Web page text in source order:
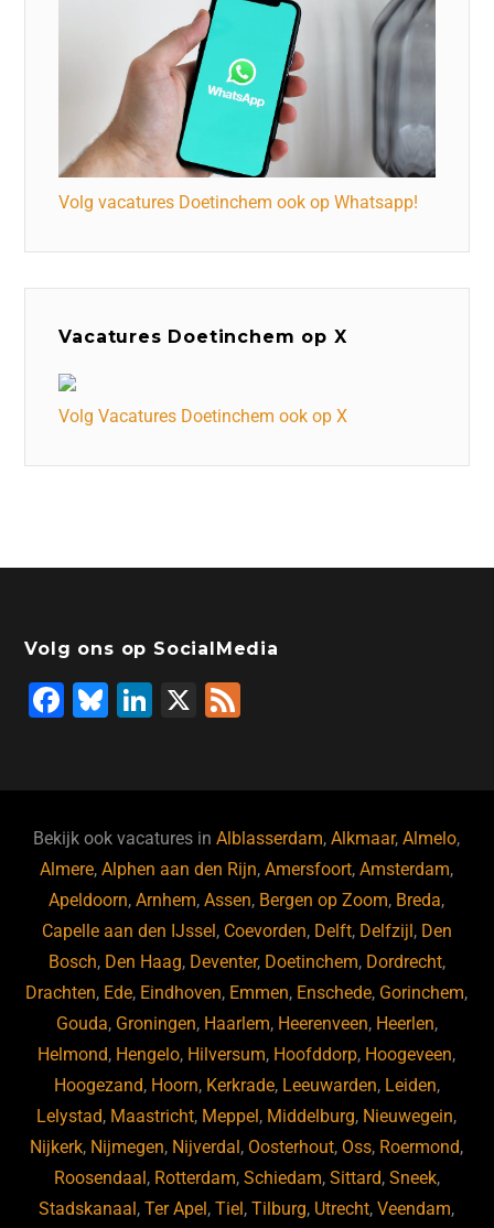
Volg vacatures Doetinchem ook op Whatsapp!
Vacatures Doetinchem op X
Volg Vacatures Doetinchem ook op X
Volg ons op SocialMedia
F
b
o
o
k
Bl
ky
Li
dI
n
X
Bekijk ook vacatures inAlblasserdam,Alkmaar,Almelo,
Almere,Alphen aan den Rijn,Amersfoort,Amsterdam,
Apeldoorn,Arnhem,Assen, Bergen op Zoom, Breda,
Capelle aan den IJssel, Coevorden, Delft, Delfzijl, Den
Bosch, Den Haag, Deventer, Doetinchem, Dordrecht,
Drachten, Ede, Eindhoven, Emmen, Enschede, Gorinchem,
Gouda, Groningen, Haarlem, Heerenveen, Heerlen,
Helmond, Hengelo, Hilversum, Hoofddorp, Hoogeveen,
Hoogezand, Hoorn, Kerkrade, Leeuwarden, Leiden,
Lelystad, Maastricht, Meppel, Middelburg, Nieuwegein,
Nijkerk, Nijmegen, Nijverdal, Oosterhout, Oss, Roermond,
Roosendaal, Rotterdam, Schiedam, Sittard, Sneek,
Stadskanaal,Ter Apel,Tiel,Tilburg, Utrecht,Veendam,